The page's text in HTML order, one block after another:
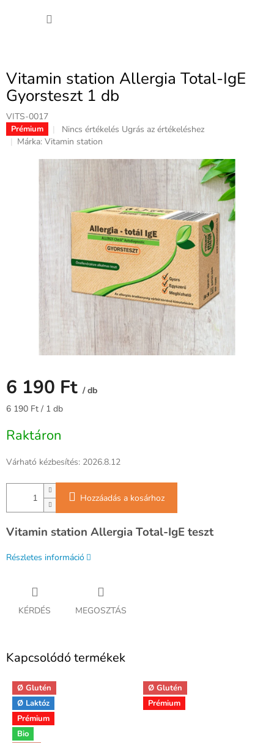
Vitamin station Allergia Total-IgE
Gyorsteszt 1 db
VITS-0017
Prémium
A
termék
értékelése
csillag.
Nincs értékelés Ugrás az értékeléshez
Márka: Vitamin station
6 190 Ft / db
Egységár:
6 190 Ft / 1 db
Raktáron
Várható kézbesítés: 2026.8.12
Hozzáadás a kosárhoz
Vitamin station Allergia Total-IgE teszt
Részletes információ
KÉRDÉS MEGOSZTÁS
Kapcsolódó termékek
Ø Glutén
Ø Laktóz
Prémium
Bio
Ø Glutén
Prémium